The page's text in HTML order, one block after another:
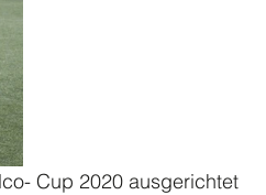
Cup 2020 ausgerichtet